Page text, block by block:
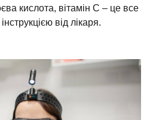
кислота, вітамін С – це все
від лікаря.